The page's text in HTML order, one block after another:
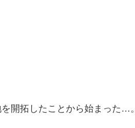
開拓したことから始まった…。